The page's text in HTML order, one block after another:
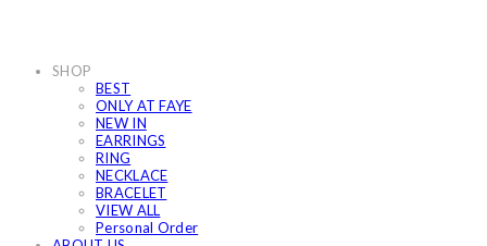
SHOP
BEST
ONLY AT FAYE
NEW IN
EARRINGS
RING
NECKLACE
BRACELET
VIEW ALL
Personal Order